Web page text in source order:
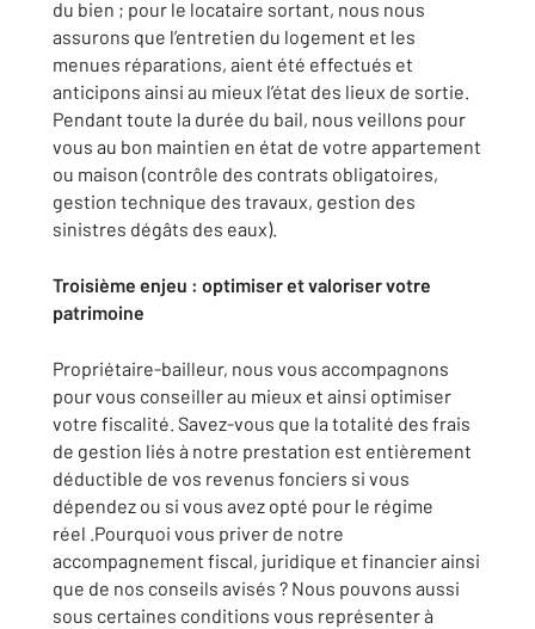
du bien ; pour le locataire sortant, nous nous
assurons que l’entretien du logement et les
menues réparations, aient été effectués et
anticipons ainsi au mieux l’état des lieux de sortie.
Pendant toute la durée du bail, nous veillons pour
vous au bon maintien en état de votre appartement
ou maison (contrôle des contrats obligatoires,
gestion technique des travaux, gestion des
sinistres dégâts des eaux).
Troisième enjeu : optimiser et valoriser votre
patrimoine
Propriétaire-bailleur, nous vous accompagnons
pour vous conseiller au mieux et ainsi optimiser
votre fiscalité. Savez-vous que la totalité des frais
de gestion liés à notre prestation est entièrement
déductible de vos revenus fonciers si vous
dépendez ou si vous avez opté pour le régime
réel .Pourquoi vous priver de notre
accompagnement fiscal, juridique et financier ainsi
que de nos conseils avisés ? Nous pouvons aussi
sous certaines conditions vous représenter à